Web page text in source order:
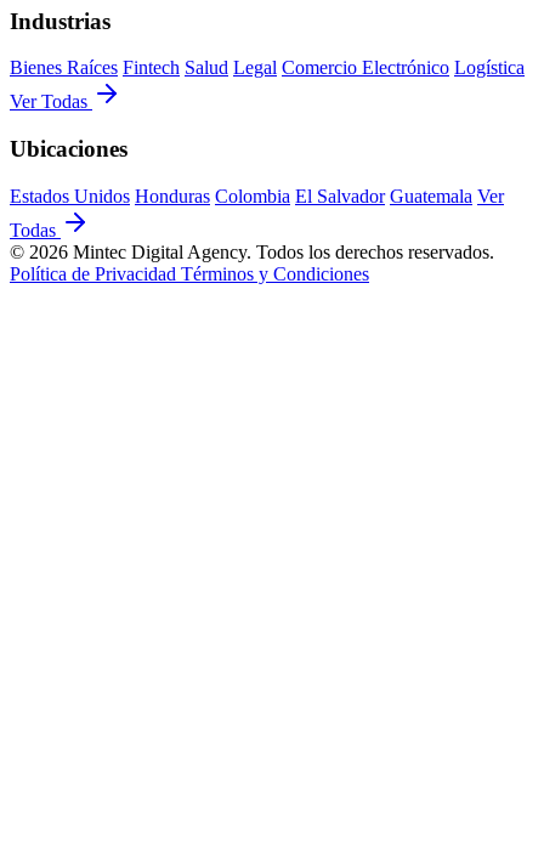
Industrias
Bienes Raíces Fintech Salud Legal Comercio Electrónico Logística
Ver Todas
Ubicaciones
Estados Unidos Honduras Colombia El Salvador Guatemala Ver
Todas
© 2026 Mintec Digital Agency. Todos los derechos reservados.
Política de Privacidad Términos y Condiciones